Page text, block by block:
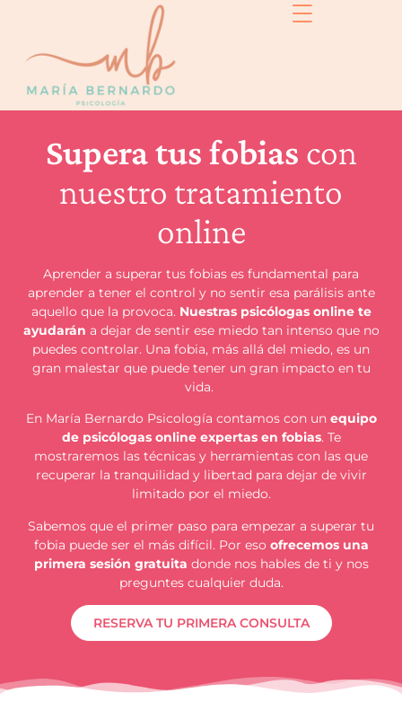
Supera tus fobias con
nuestro tratamiento
online
Aprender a superar tus fobias es fundamental para
aprender a tener el control y no sentir esa parálisis ante
aquello que la provoca. Nuestras psicólogas online te
ayudarán a dejar de sentir ese miedo tan intenso que no
puedes controlar. Una fobia, más allá del miedo, es un
gran malestar que puede tener un gran impacto en tu
vida.
En María Bernardo Psicología contamos con un equipo
de psicólogas online expertas en fobias. Te
mostraremos las técnicas y herramientas con las que
recuperar la tranquilidad y libertad para dejar de vivir
limitado por el miedo.
Sabemos que el primer paso para empezar a superar tu
fobia puede ser el más difícil. Por eso ofrecemos una
primera sesión gratuita donde nos hables de ti y nos
preguntes cualquier duda.
RESERVA TU PRIMERA CONSULTA